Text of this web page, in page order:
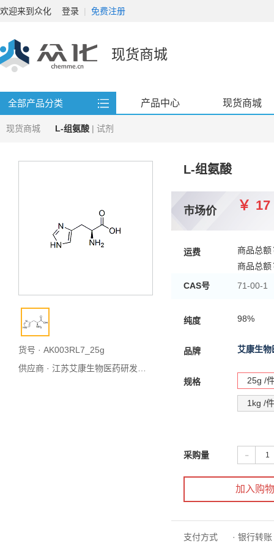
欢迎来到众化 登录 | 免费注册
现货商城
全部产品分类 产品中心 现货商城
现货商城 L-组氨酸 | 试剂
货号 · AK003RL7_25g
供应商 · 江苏艾康生物医药研发有限公司
L-组氨酸
市场价 ￥ 17
运费
商品总额
商品总额
CAS号
71-00-1
纯度
98%
品牌 艾康生物
规格 25g /
1kg /件
采购量 -
加入购
支付方式 · 银行转账